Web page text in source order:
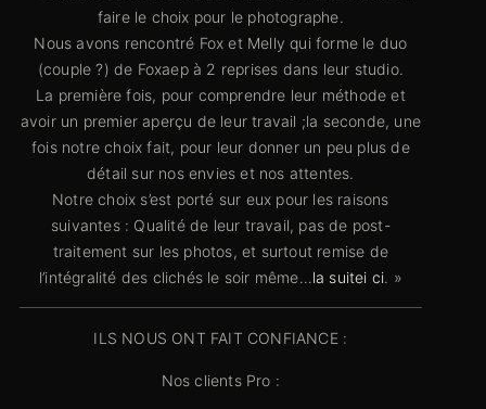
faire le choix pour le photographe.
Nous avons rencontré Fox et Melly qui forme le duo
(couple ?) de Foxaep à 2 reprises dans leur studio.
La première fois, pour comprendre leur méthode et
avoir un premier aperçu de leur travail ;la seconde, une
fois notre choix fait, pour leur donner un peu plus de
détail sur nos envies et nos attentes.
Notre choix s’est porté sur eux pour les raisons
suivantes : Qualité de leur travail, pas de post-
traitement sur les photos, et surtout remise de
l’intégralité des clichés le soir même…la suitei ci. »
ILS NOUS ONT FAIT CONFIANCE :
Nos clients Pro :